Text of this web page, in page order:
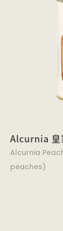
Alcurnia 皇
Alcurnia
peaches)